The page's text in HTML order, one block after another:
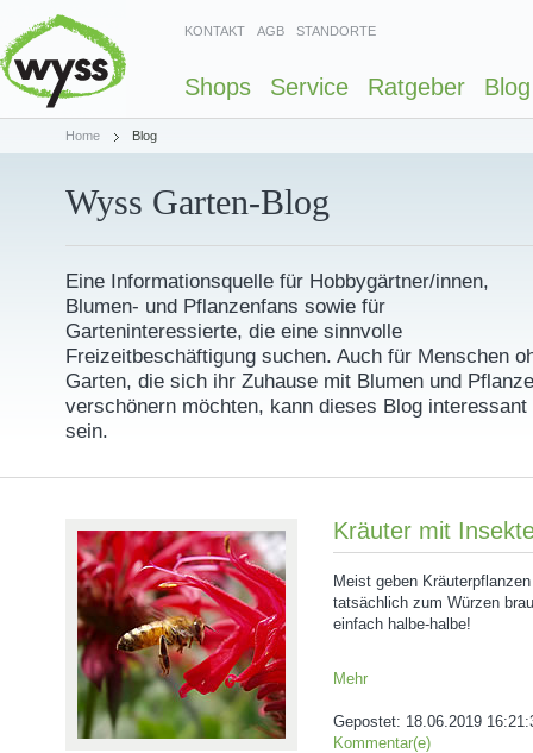
KONTAKT AGB STANDORTE
Shops Service Ratgeber Blog
Home Blog
Wyss Garten-Blog
Eine Informationsquelle für Hobbygärtner/innen,
Blumen- und Pflanzenfans sowie für
Garteninteressierte, die eine sinnvolle
Freizeitbeschäftigung suchen. Auch für Menschen
Garten, die sich ihr Zuhause mit Blumen und
verschönern möchten, kann dieses Blog interessant
sein.
Kräuter mit
Meist geben
tatsächlich zum Würzen
einfach halbe-halbe!
Mehr
Gepostet: 18.06.2019
Kommentar(e)